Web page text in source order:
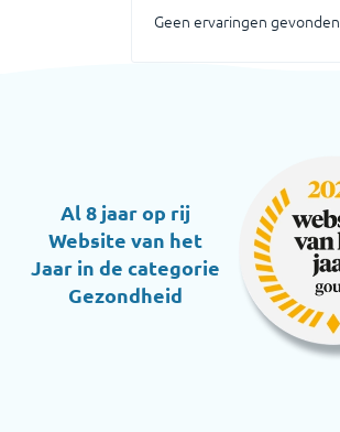
Geen ervaringen gevonden
Al 8 jaar op rij
Website van het
Jaar in de categorie
Gezondheid